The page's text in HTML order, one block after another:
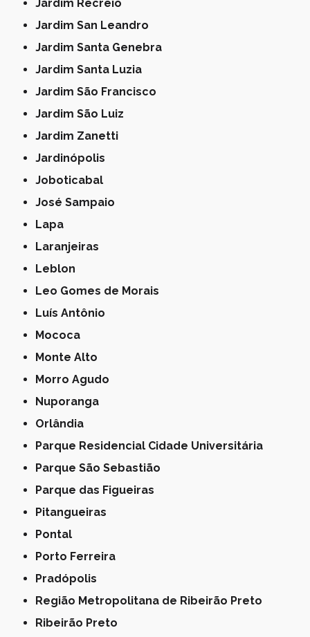
Jardim Recreio
Jardim San Leandro
Jardim Santa Genebra
Jardim Santa Luzia
Jardim São Francisco
Jardim São Luiz
Jardim Zanetti
Jardinópolis
Joboticabal
José Sampaio
Lapa
Laranjeiras
Leblon
Leo Gomes de Morais
Luís Antônio
Mococa
Monte Alto
Morro Agudo
Nuporanga
Orlândia
Parque Residencial Cidade Universitária
Parque São Sebastião
Parque das Figueiras
Pitangueiras
Pontal
Porto Ferreira
Pradópolis
Região Metropolitana de Ribeirão Preto
Ribeirão Preto